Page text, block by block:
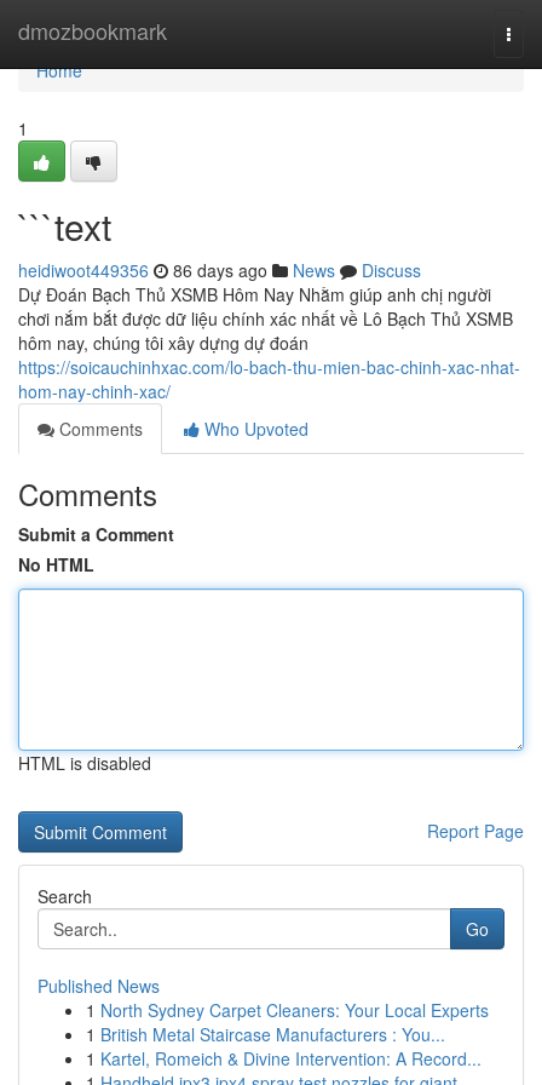
dmozbookmark
Home
Home
1
```text
heidiwoot449356 86 days ago News
Discuss
Dự Đoán Bạch Thủ XSMB Hôm Nay Nhằm giúp anh chị người
chơi nắm bắt được dữ liệu chính xác nhất về Lô Bạch Thủ XSMB
hôm nay, chúng tôi xây dựng dự đoán
https://soicauchinhxac.com/lo-bach-thu-mien-bac-chinh-xac-nhat-
hom-nay-chinh-xac/
Comments
Who Upvoted
Comments
Submit a Comment
No HTML
HTML is disabled
Report Page
Search
Go
Published News
1 North Sydney Carpet Cleaners: Your Local Experts
1 British Metal Staircase Manufacturers : You...
1 Kartel, Romeich & Divine Intervention: A Record...